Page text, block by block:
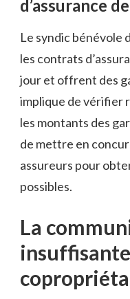
d’assurance
Le syndic bénévole
les contrats
jour et offrent des
implique de vérifier
les montants des
de mettre en
assureurs pour
possibles.
La